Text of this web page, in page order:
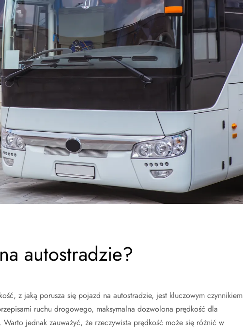
autostradzie?
z jaką porusza się pojazd na autostradzie, jest kluczowym czynnikiem
ruchu drogowego, maksymalna dozwolona prędkość dla
jednak zauważyć, że rzeczywista prędkość może się różnić w